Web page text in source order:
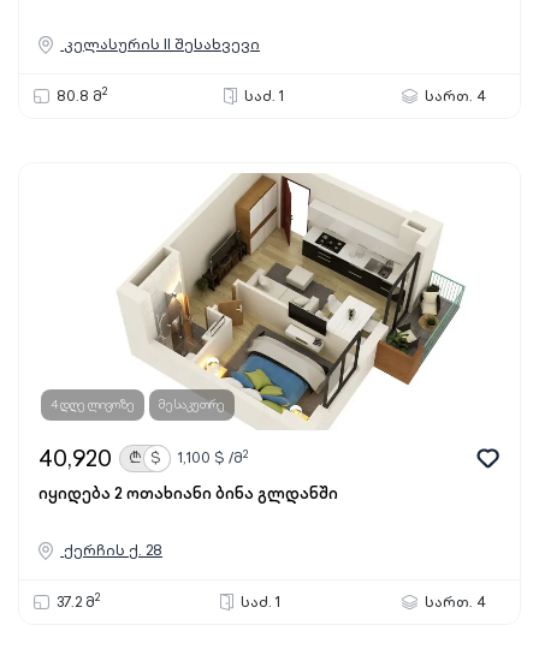
კელასურის II შესახვევი
80.8 მ2 საძ. 1 სართ. 4
4 დღე ლივოზე მესაკუთრე
40,920 ₾ $ 1,100 $ /მ2
იყიდება 2 ოთახიანი ბინა გლდანში
ქერჩის ქ. 28
37.2 მ2 საძ. 1 სართ. 4